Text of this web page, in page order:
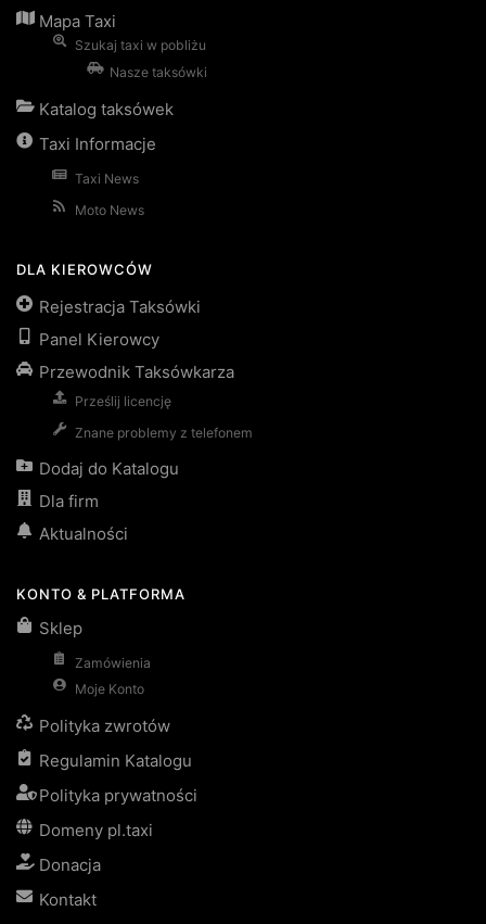
Mapa Taxi
Szukaj taxi w pobliżu
Nasze taksówki
Katalog taksówek
Taxi Informacje
Taxi News
Moto News
DLA KIEROWCÓW
Rejestracja Taksówki
Panel Kierowcy
Przewodnik Taksówkarza
Prześlij licencję
Znane problemy z telefonem
Dodaj do Katalogu
Dla firm
Aktualności
KONTO & PLATFORMA
Sklep
Zamówienia
Moje Konto
Polityka zwrotów
Regulamin Katalogu
Polityka prywatności
Domeny pl.taxi
Donacja
Kontakt